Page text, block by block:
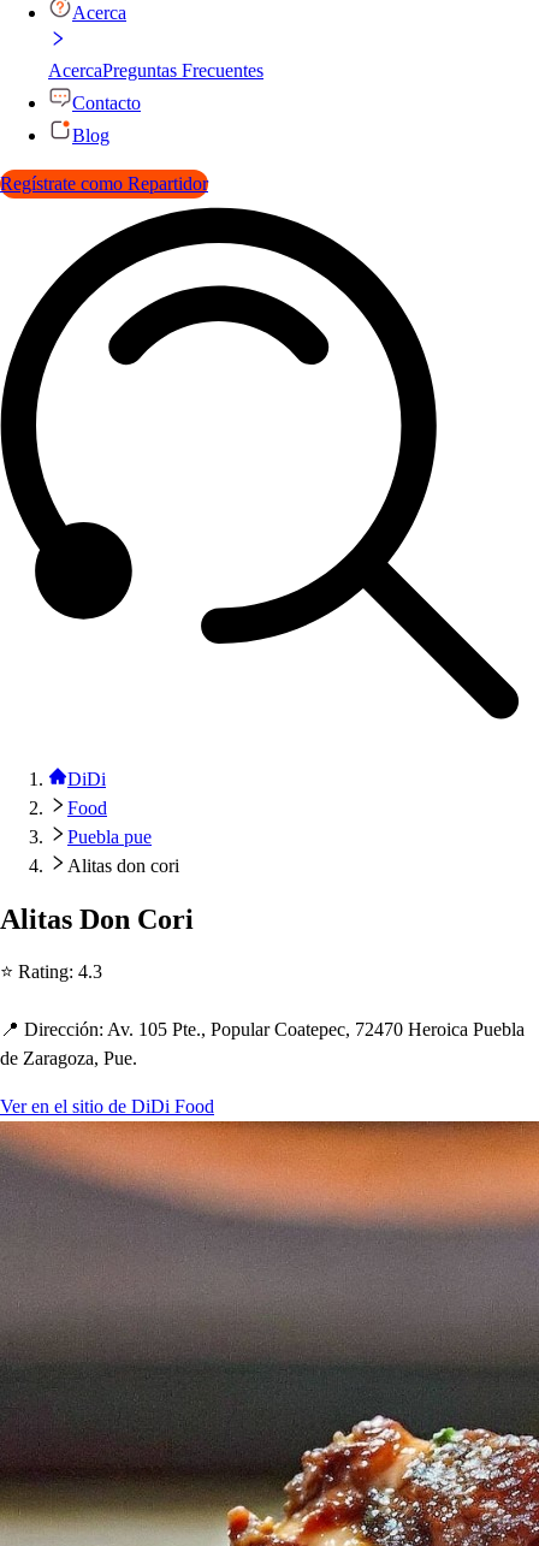
Acerca
AcercaPreguntas Frecuentes
Contacto
Blog
Regístrate como Repartidor
DiDi
Food
Puebla pue
Alitas don cori
Alitas Don Cori
⭐ Rating: 4.3
📍 Dirección: Av. 105 Pte., Popular Coatepec, 72470 Heroica Puebla
de Zaragoza, Pue.
Ver en el sitio de DiDi Food